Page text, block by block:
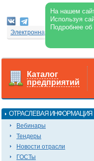
На нашем
Используя
Подробнее
Электронная версия
Каталог
предприятий
ОТРАСЛЕВАЯ ИНФОРМАЦИЯ
Вебинары
Тендеры
Новости отрасли
ГОСТы